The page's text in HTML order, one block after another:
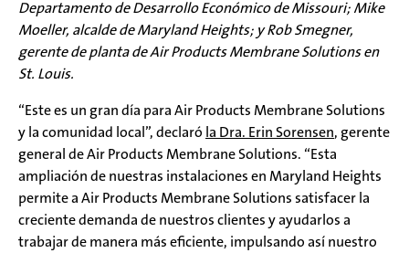
Departamento de Desarrollo Económico de Missouri; Mike
Moeller, alcalde de Maryland Heights; y Rob Smegner,
gerente de planta de Air Products Membrane Solutions en
St. Louis.
“Este es un gran día para Air Products Membrane Solutions
y la comunidad local”, declaró la Dra. Erin Sorensen, gerente
general de Air Products Membrane Solutions. “Esta
ampliación de nuestras instalaciones en Maryland Heights
permite a Air Products Membrane Solutions satisfacer la
creciente demanda de nuestros clientes y ayudarlos a
trabajar de manera más eficiente, impulsando así nuestro